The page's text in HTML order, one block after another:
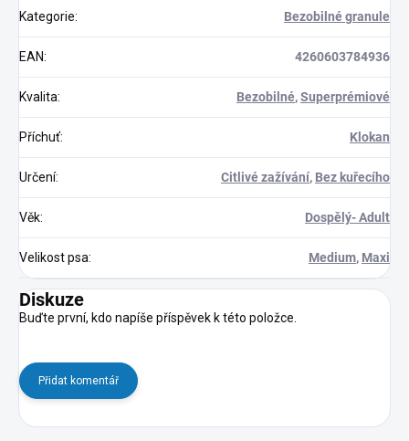
Kategorie: Bezobilné granule
EAN: 4260603784936
Kvalita: Bezobilné,Superprémiové
Příchuť: Klokan
Určení: Citlivé zažívání, Bez kuřecího
Věk: Dospělý- Adult
Velikost psa: Medium, Maxi
Diskuze
Buďte první, kdo napíše příspěvek k této položce.
Přidat komentář